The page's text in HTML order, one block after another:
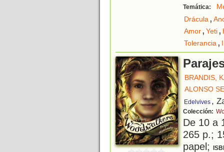
Temática:
Drácula,
Amor, Yeti,
Tolerancia,
BRANDIS,
ALONSO
Edelvives ,
Colección:
De 10 a
265 p.;
papel;